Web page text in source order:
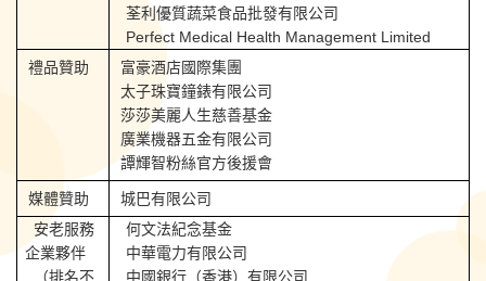
荃利優質蔬菜食品批發有限公司
Perfect Medical Health Management Limited
禮品贊助
富豪酒店國際集團
太子珠寶鐘錶有限公司
莎莎美麗人生慈善基金
廣業機器五金有限公司
譚輝智粉絲官方後援會
媒體贊助
城巴有限公司
安老服務
企業夥伴
（排名不
何文法紀念基金
中華電力有限公司
中國銀行（香港）有限公司